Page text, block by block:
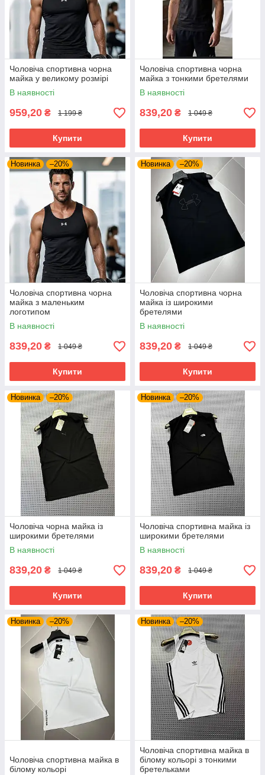
Чоловіча спортивна чорна
майка у великому розмірі
В наявності
959,20 ₴ 1 199 ₴
Купити
Чоловіча спортивна чорна
майка з тонкими бретелями
В наявності
839,20 ₴ 1 049 ₴
Купити
Новинка –20%
Чоловіча спортивна чорна
майка з маленьким
логотипом
В наявності
839,20 ₴ 1 049 ₴
Купити
Новинка –20%
Чоловіча спортивна чорна
майка із широкими
бретелями
В наявності
839,20 ₴ 1 049 ₴
Купити
Новинка –20%
Чоловіча чорна майка із
широкими бретелями
В наявності
839,20 ₴ 1 049 ₴
Купити
Новинка –20%
Чоловіча спортивна майка із
широкими бретелями
В наявності
839,20 ₴ 1 049 ₴
Купити
Новинка –20%
Чоловіча спортивна майка в
білому кольорі
Новинка –20%
Чоловіча спортивна майка в
білому кольорі з тонкими
бретельками